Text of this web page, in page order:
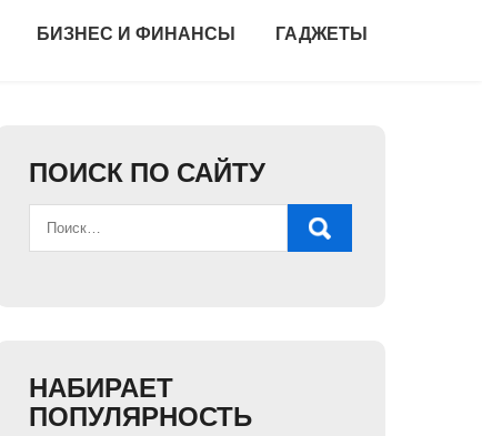
БИЗНЕС И ФИНАНСЫ ГАДЖЕТЫ
ПОИСК ПО САЙТУ
НАБИРАЕТ
ПОПУЛЯРНОСТЬ